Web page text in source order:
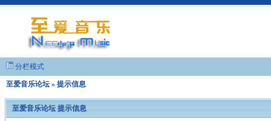
分栏模式
至爱音乐论坛» 提示信息
至爱音乐论坛 提示信息